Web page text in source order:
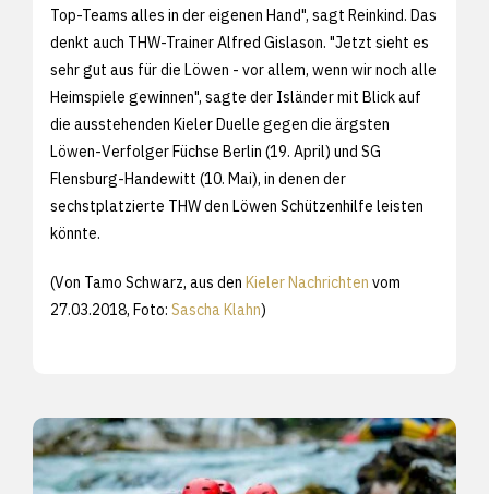
Top-Teams alles in der eigenen Hand", sagt Reinkind. Das
denkt auch THW-Trainer Alfred Gislason. "Jetzt sieht es
sehr gut aus für die Löwen - vor allem, wenn wir noch alle
Heimspiele gewinnen", sagte der Isländer mit Blick auf
die ausstehenden Kieler Duelle gegen die ärgsten
Löwen-Verfolger Füchse Berlin (19. April) und SG
Flensburg-Handewitt (10. Mai), in denen der
sechstplatzierte THW den Löwen Schützenhilfe leisten
könnte.
(Von Tamo Schwarz, aus den Kieler Nachrichten vom
27.03.2018, Foto: Sascha Klahn)